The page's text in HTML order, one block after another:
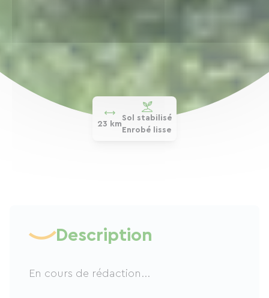
23 km
Sol stabilisé
Enrobé lisse
Description
En cours de rédaction...